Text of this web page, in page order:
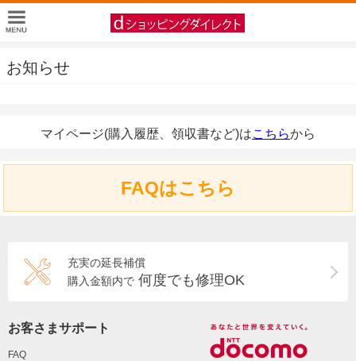
お知らせ
マイページ(購入履歴、領収書など)はこちらから
FAQはこちら
充実の延長補償
購入金額内で 何度でも修理OK
お客さまサポート
FAQ